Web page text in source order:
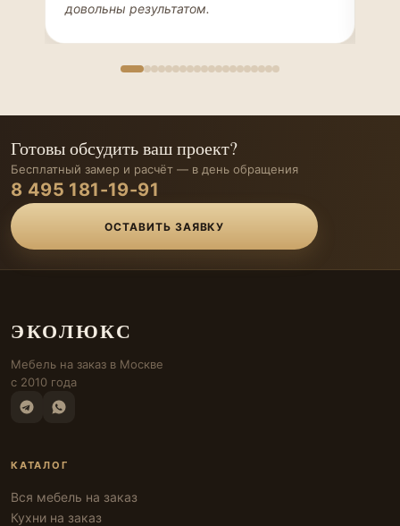
довольны результатом.
Готовы обсудить ваш проект?
Бесплатный замер и расчёт — в день обращения
8 495 181-19-91
ОСТАВИТЬ ЗАЯВКУ
ЭКОЛЮКС
Мебель на заказ в Москве
с 2010 года
КАТАЛОГ
Вся мебель на заказ
Кухни на заказ